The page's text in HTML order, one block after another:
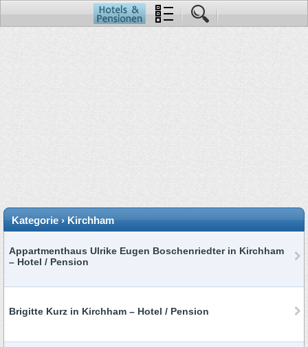
Kategorie › Kirchham
Appartmenthaus Ulrike Eugen Boschenriedter in Kirchham
– Hotel / Pension
Brigitte Kurz in Kirchham – Hotel / Pension